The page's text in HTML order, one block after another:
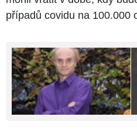
případů covidu na 100.000